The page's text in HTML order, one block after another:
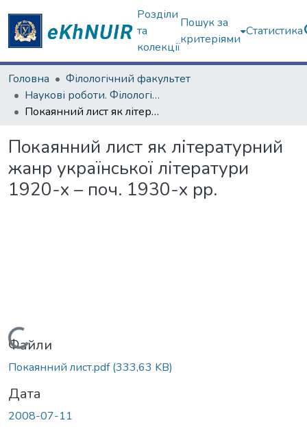
Розділи
та
колекції
Пошук за
критеріями
Статистика
Головна
Філологічний факультет
Наукові роботи. Філологічний факультет
Покаянний лист як літературний жанр української літератури 1920-х – поч. 1930-х рр.
Покаянний лист як літературний
жанр української літератури
1920-х – поч. 1930-х рр.
Вантажиться...
Файли
Покаянний лист.pdf(333,63 KB)
Дата
2008-07-11